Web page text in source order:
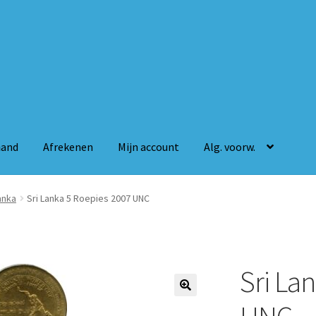
Afrekenen Mijn account Alg. voorw.
Mijn account Alg. voorw.
Sri Lanka 5 Roepies 2007 UNC
Sri